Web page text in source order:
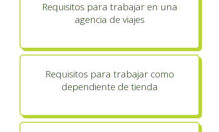
Requisitos para trabajar en una
agencia de viajes
Requisitos para trabajar como
dependiente de tienda